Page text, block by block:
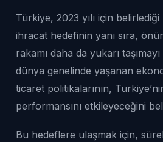
Türkiye, 2023 yılı için
ihracat hedefinin yanı sıra,
rakamı daha da yukarı
dünya genelinde yaşanan
ticaret politikalarının,
performansını etkileyeceğini
Bu hedeflere ulaşmak için,